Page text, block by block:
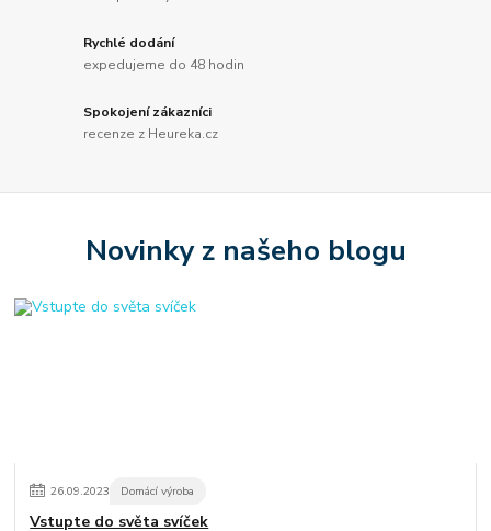
Rychlé dodání
expedujeme do 48 hodin
Spokojení zákazníci
recenze z Heureka.cz
Novinky z našeho blogu
26.09.2023 Domácí výroba
Vstupte do světa svíček